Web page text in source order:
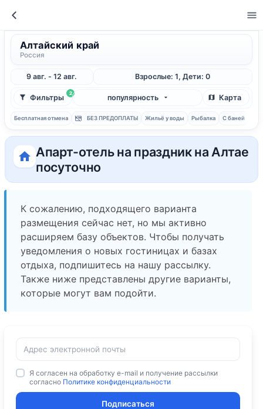
Алтайский край
Россия
9 авг. - 12 авг. Взрослые: 1, Дети: 0
2
Фильтры популярность Карта
Бесплатная отмена БЕЗ ПРЕДОПЛАТЫ Жильё у воды Рыбалка С баней
Апарт-отель на праздник на Алтае
посуточно
К сожалению, подходящего варианта
размещения сейчас нет, но мы активно
расширяем базу объектов. Чтобы получать
уведомления о новых гостиницах и базах
отдыха, подпишитесь на нашу рассылку.
Также ниже представлены другие варианты,
которые могут вам подойти.
Я согласен на обработку e-mail и получение рассылки
согласно Политике конфиденциальности
Подписаться